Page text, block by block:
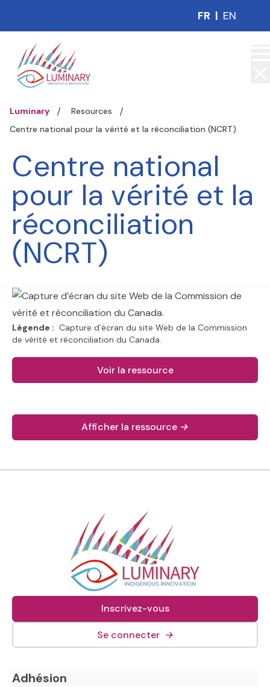
FR | EN
Luminary
Resources
Centre national pour la vérité et la réconciliation (NCRT)
Centre national
pour la vérité et la
réconciliation
(NCRT)
Légende : Capture d’écran du site Web de la Commission
de vérité et réconciliation du Canada.
Voir la ressource
Afficher la ressource (lien externe).
→
Inscrivez-vous
Se connecter(lien externe,
→
Adhésion